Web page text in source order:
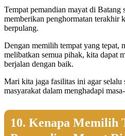
Tempat pemandian mayat di Batang
memberikan penghormatan terakhir
berpulang.
Dengan memilih tempat yang tepat,
melibatkan semua pihak, kita dapat
berjalan dengan baik.
Mari kita jaga fasilitas ini agar selalu
masyarakat dalam menghadapi
10. Kenapa Memilih